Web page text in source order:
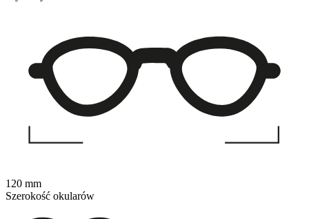
120 mm
Szerokość okularów